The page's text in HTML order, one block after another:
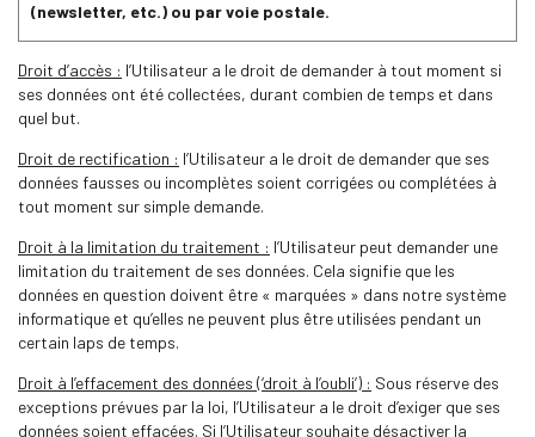
(newsletter, etc.) ou par voie postale.
Droit d’accès : l’Utilisateur a le droit de demander à tout moment si
ses données ont été collectées, durant combien de temps et dans
quel but.
Droit de rectification : l’Utilisateur a le droit de demander que ses
données fausses ou incomplètes soient corrigées ou complétées à
tout moment sur simple demande.
Droit à la limitation du traitement : l’Utilisateur peut demander une
limitation du traitement de ses données. Cela signifie que les
données en question doivent être « marquées » dans notre système
informatique et qu’elles ne peuvent plus être utilisées pendant un
certain laps de temps.
Droit à l’effacement des données (‘droit à l’oubli’) : Sous réserve des
exceptions prévues par la loi, l’Utilisateur a le droit d’exiger que ses
données soient effacées. Si l’Utilisateur souhaite désactiver la